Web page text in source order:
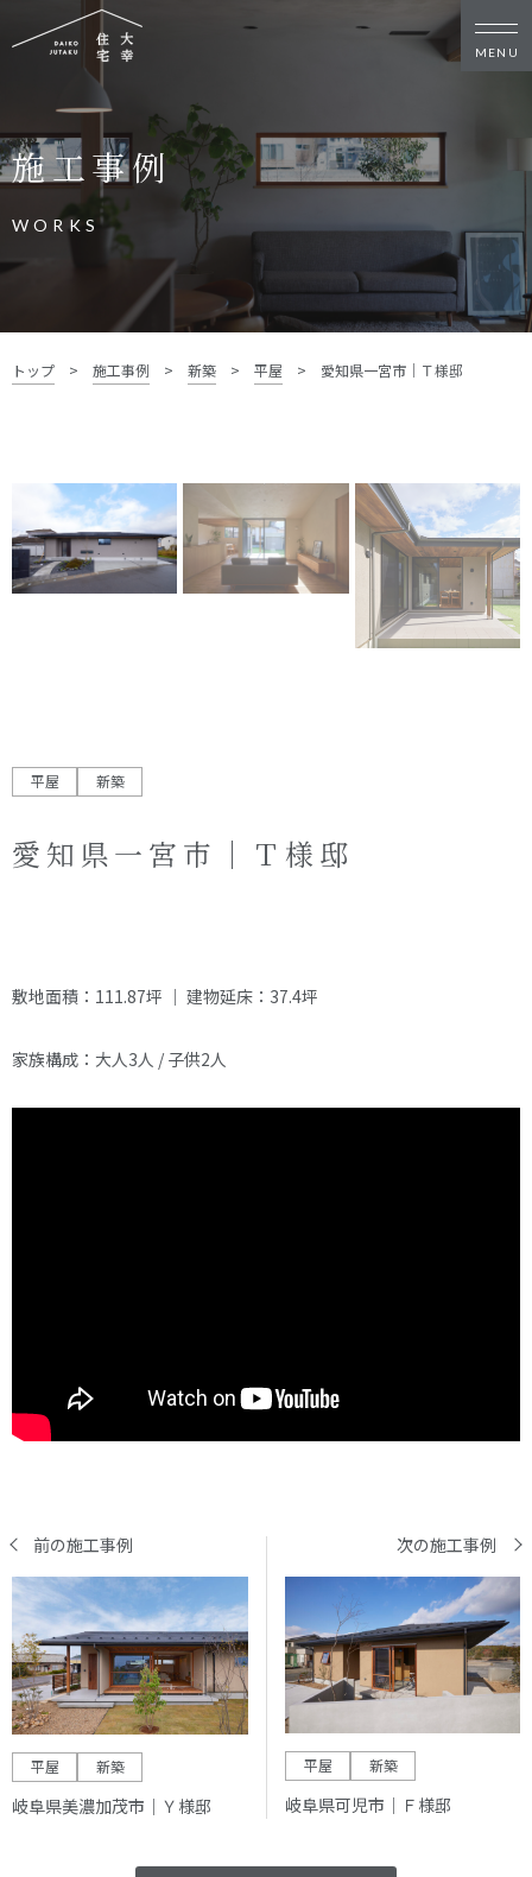
TEL.
受付時間：9:00～17:00
新築・リノベをお考えの方
家づくりの考え方
家づくりの流れ
施工事例
イベント
お客様の声
リフォーム・リノベーション
土地をお探しの方
スタッフブログ
お知らせ
会社概要
スタッフ紹介
オーナー様へ
資料請求・お問い合わせ
プライバシーポリシー
施工事例
WORKS
トップ > 施工事例 > 新築 > 平屋 > 愛知県一宮市｜Ｔ様邸
平屋 新築
愛知県一宮市｜Ｔ様邸
敷地面積：111.87坪 ｜ 建物延床：37.4坪
家族構成：大人3人 / 子供2人
前の施工事例
平屋 新築
岐阜県美濃加茂市｜Ｙ様邸
次の施工事例
平屋 新築
岐阜県可児市｜Ｆ様邸